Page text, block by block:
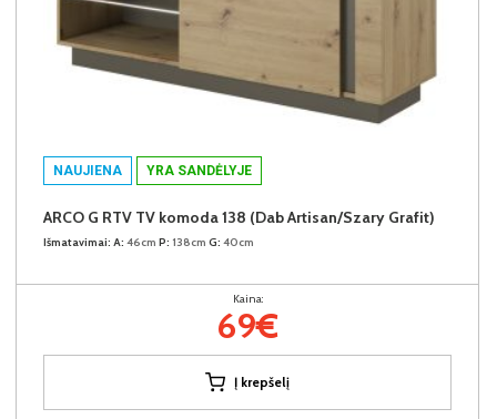
NAUJIENA YRA SANDĖLYJE
ARCO G RTV TV komoda 138 (Dab Artisan/Szary Grafit)
Išmatavimai: A: 46cm P: 138cm G: 40cm
Kaina:
69€
Į krepšelį